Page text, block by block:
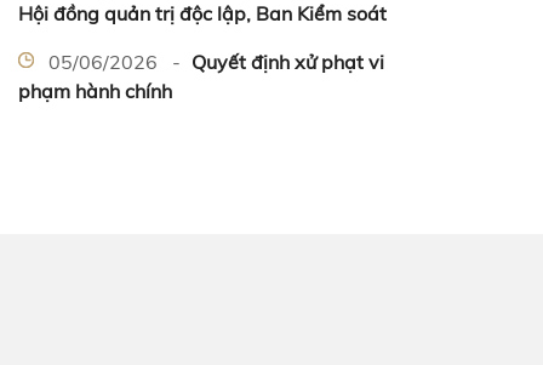
Hội đồng quản trị độc lập, Ban Kiểm soát
05/06/2026 - Quyết định xử phạt vi
phạm hành chính